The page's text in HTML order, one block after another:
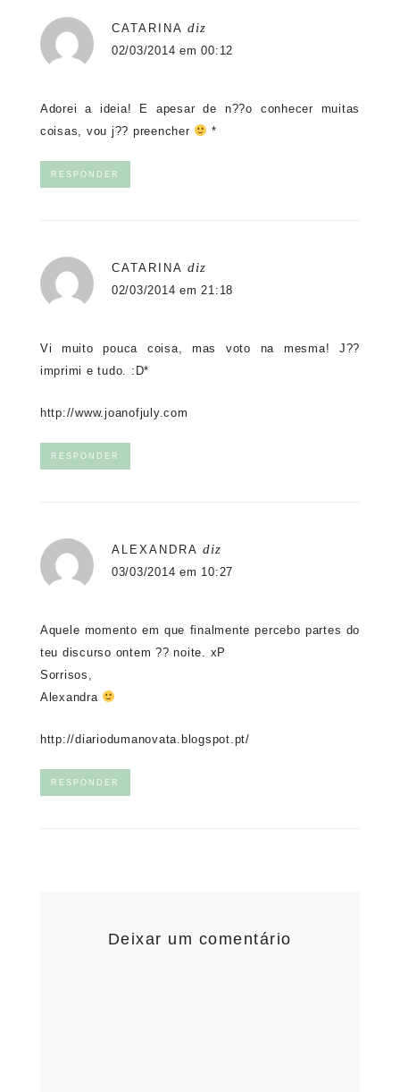
CATARINA diz
02/03/2014 em 00:12
Adorei a ideia! E apesar de n??o conhecer muitas
coisas, vou j?? preencher
*
RESPONDER
CATARINA diz
02/03/2014 em 21:18
Vi muito pouca coisa, mas voto na mesma! J??
imprimi e tudo. :D*
http://www.joanofjuly.com
RESPONDER
ALEXANDRA diz
03/03/2014 em 10:27
Aquele momento em que finalmente percebo partes do
teu discurso ontem ?? noite. xP
Sorrisos,
Alexandra
http://diariodumanovata.blogspot.pt/
RESPONDER
Deixar um comentário